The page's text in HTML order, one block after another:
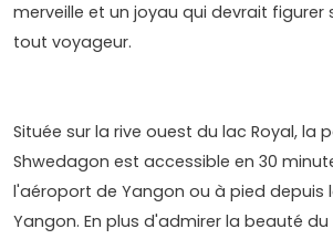
merveille et un joyau qui devrait figurer
tout voyageur.
Située sur la rive ouest du lac Royal, la
Shwedagon est accessible en 30
l'aéroport de Yangon ou à pied depuis
Yangon. En plus d'admirer la beauté